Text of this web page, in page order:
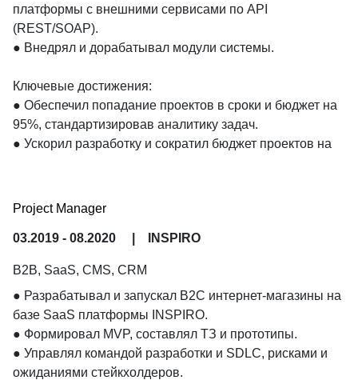
платформы с внешними сервисами по API
(REST/SOAP).
● Внедрял и дорабатывал модули системы.
Ключевые достижения:
● Обеспечил попадание проектов в сроки и бюджет на
95%, стандартизировав аналитику задач.
● Ускорил разработку и сократил бюджет проектов на
● Ускорил Time To Market проектов на 15%, внедрив и
Project Manager
03.2019 - 08.2020 INSPIRO
B2B, SaaS, CMS, CRM
● Разрабатывал и запускал B2C интернет-магазины на
базе SaaS платформы INSPIRO.
● Формировал MVP, составлял ТЗ и прототипы.
● Управлял командой разработки и SDLC, рисками и
ожиданиями стейкхолдеров.